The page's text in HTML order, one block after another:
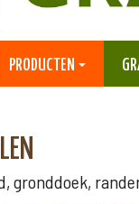
PRODUCTEN
gronddoek,